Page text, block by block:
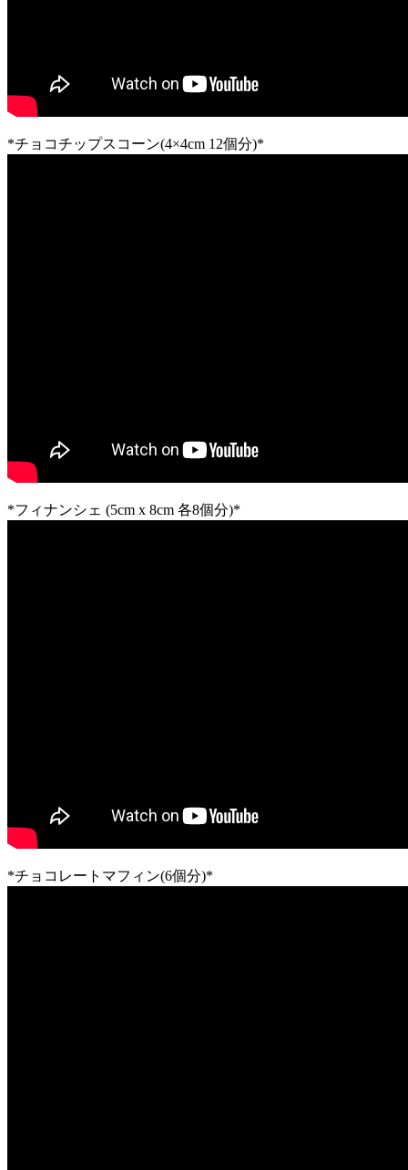
*チョコチップスコーン(4×4cm 12個分)*
*フィナンシェ (5cm x 8cm 各8個分)*
*チョコレートマフィン(6個分)*